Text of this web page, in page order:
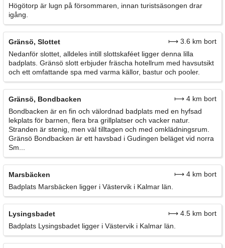
Högötorp är lugn på försommaren, innan turistsäsongen drar
igång.
Gränsö, Slottet
⟼ 3.6 km bort
Nedanför slottet, alldeles intill slottskaféet ligger denna lilla
badplats. Gränsö slott erbjuder fräscha hotellrum med havsutsikt
och ett omfattande spa med varma källor, bastur och pooler.
Gränsö, Bondbacken
⟼ 4 km bort
Bondbacken är en fin och välordnad badplats med en hyfsad
lekplats för barnen, flera bra grillplatser och vacker natur.
Stranden är stenig, men väl tilltagen och med omklädningsrum.
Gränsö Bondbacken är ett havsbad i Gudingen beläget vid norra
Sm...
Marsbäcken
⟼ 4 km bort
Badplats Marsbäcken ligger i Västervik i Kalmar län.
Lysingsbadet
⟼ 4.5 km bort
Badplats Lysingsbadet ligger i Västervik i Kalmar län.